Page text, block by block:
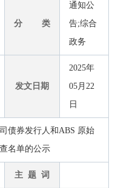
分 类
通知公
告;综合
政务
发文日期
2025年
05月22
日
债券发行人和ABS 原始
名单的公示
主 题 词